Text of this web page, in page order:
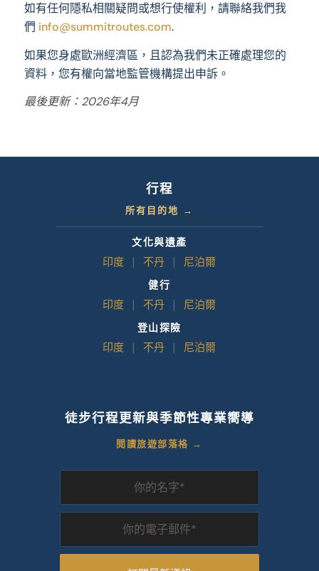
如有任何隱私相關疑問或想行使權利，請聯絡我們我
們 info@summitroutes.com.
如果您身處歐洲經濟區，且認為我們未正確處理您的
資料，您有權向當地監管機構提出申訴。
最後更新：2026年4月
行程
所有目的地 →
文化與遺產
印度
不丹 尼泊爾
健行
印度
不丹 尼泊爾
登山探險
印度
不丹 尼泊爾
徒步行程更新與季節性專業嚮導
閱讀旅遊部落格 →